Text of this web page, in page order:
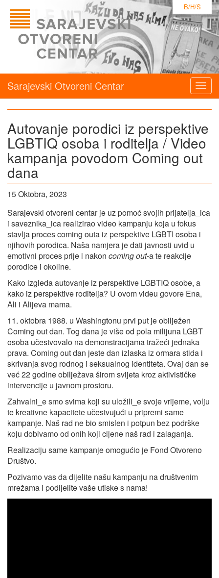
B/H/S
Sarajevski Otvoreni Centar
Autovanje porodici iz perspektive
LGBTIQ osoba i roditelja / Video
kampanja povodom Coming out
dana
15 Oktobra, 2023
Sarajevski otvoreni centar je uz pomoć svojih prijatelja_ica
i saveznika_ica realizirao video kampanju koja u fokus
stavlja proces coming outa iz perspektive LGBTI osoba i
njihovih porodica. Naša namjera je dati javnosti uvid u
emotivni proces prije i nakon coming out-a te reakcije
porodice i okoline.
Kako izgleda autovanje iz perspektive LGBTIQ osobe, a
kako iz perspektive roditelja? U ovom videu govore Ena,
Ali i Alijeva mama.
11. oktobra 1988. u Washingtonu prvi put je obilježen
Coming out dan. Tog dana je više od pola milijuna LGBT
osoba učestvovalo na demonstracijama tražeći jednaka
prava. Coming out dan jeste dan izlaska iz ormara stida i
skrivanja svog rodnog i seksualnog identiteta. Ovaj dan se
već 22 godine obilježava širom svijeta kroz aktivističke
intervencije u javnom prostoru.
Zahvalni_e smo svima koji su uložili_e svoje vrijeme, volju
te kreativne kapacitete učestvujući u pripremi same
kampanje. Naš rad ne bio smislen i potpun bez podrške
koju dobivamo od onih koji cijene naš rad i zalaganja.
Realizaciju same kampanje omogućio je Fond Otvoreno
Društvo.
Pozivamo vas da dijelite našu kampanju na društvenim
mrežama i podijelite vaše utiske s nama!